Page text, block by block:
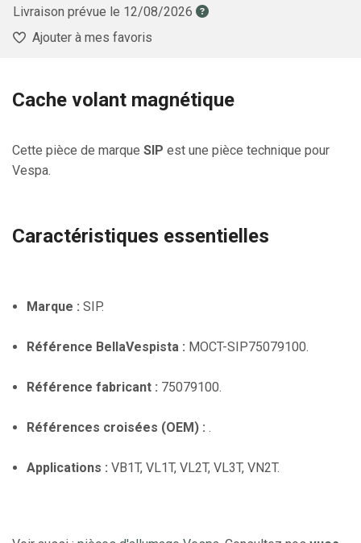
Livraison prévue le 12/08/2026
Ajouter à mes favoris
Cache volant magnétique
Cette pièce de marque SIP est une pièce technique pour
Vespa.
Caractéristiques essentielles
Marque : SIP.
Référence BellaVespista : MOCT-SIP75079100.
Référence fabricant : 75079100.
Références croisées (OEM) : .
Applications : VB1T, VL1T, VL2T, VL3T, VN2T.